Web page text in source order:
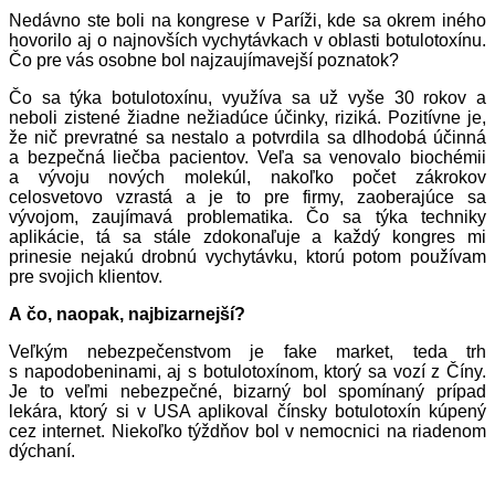
Nedávno ste boli na kongrese v Paríži, kde sa okrem iného
hovorilo aj o najnovších vychytávkach v oblasti botulotoxínu.
Čo pre vás osobne bol najzaujímavejší poznatok?
Čo sa týka botulotoxínu, využíva sa už vyše 30 rokov a
neboli zistené žiadne nežiadúce účinky, riziká. Pozitívne je,
že nič prevratné sa nestalo a potvrdila sa dlhodobá účinná
a bezpečná liečba pacientov. Veľa sa venovalo biochémii
a vývoju nových molekúl, nakoľko počet zákrokov
celosvetovo vzrastá a je to pre firmy, zaoberajúce sa
vývojom, zaujímavá problematika. Čo sa týka techniky
aplikácie, tá sa stále zdokonaľuje a každý kongres mi
prinesie nejakú drobnú vychytávku, ktorú potom používam
pre svojich klientov.
A čo, naopak, najbizarnejší?
Veľkým nebezpečenstvom je fake market, teda trh
s napodobeninami, aj s botulotoxínom, ktorý sa vozí z Číny.
Je to veľmi nebezpečné, bizarný bol spomínaný prípad
lekára, ktorý si v USA aplikoval čínsky botulotoxín kúpený
cez internet. Niekoľko týždňov bol v nemocnici na riadenom
dýchaní.